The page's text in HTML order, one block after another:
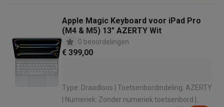
Apple Magic Keyboard voor iPad Pro
(M4 & M5) 13" AZERTY Wit
0 beoordelingen
€ 399,00
Type: Draadloos | Toetsenbordindeling: AZERTY
| Numeriek: Zonder numeriek toetsenbord |